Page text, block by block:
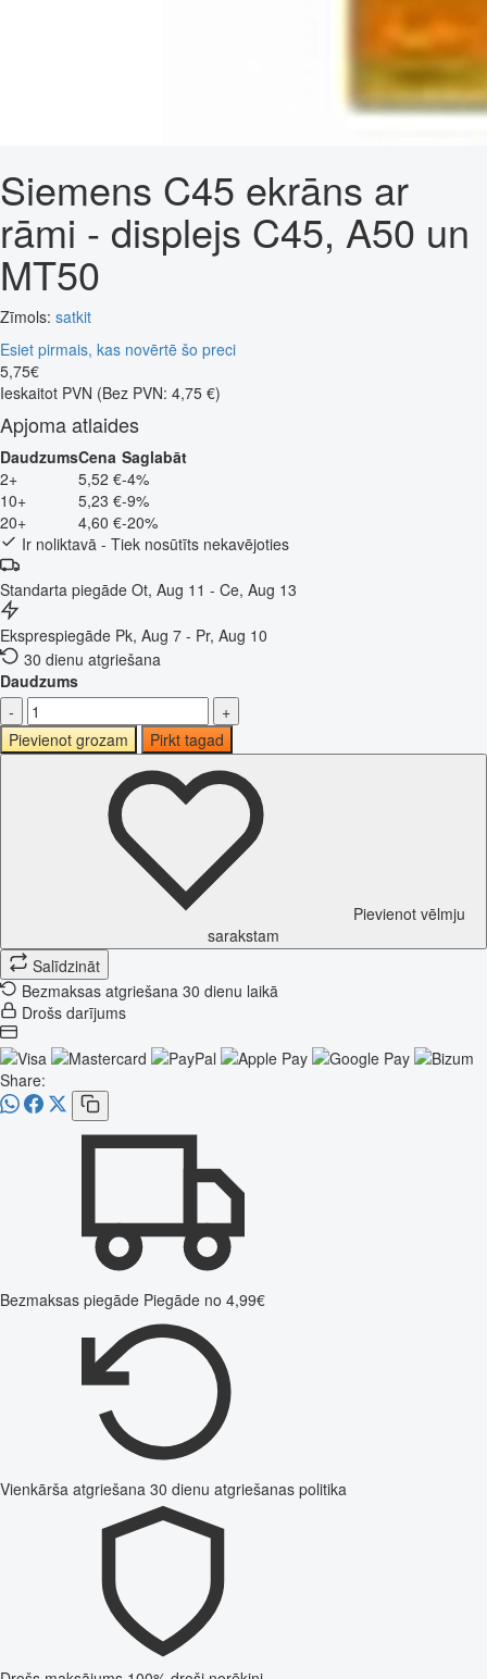
Siemens C45 ekrāns ar
rāmi - displejs C45, A50 un
MT50
Zīmols: satkit
Esiet pirmais, kas novērtē šo preci
5,75€
Ieskaitot PVN (Bez PVN: 4,75 €)
Apjoma atlaides
DaudzumsCena Saglabāt
2+
5,52 €-4%
10+
5,23 €-9%
20+
4,60 €-20%
Ir noliktavā - Tiek nosūtīts nekavējoties
Standarta piegāde Ot, Aug 11 - Ce, Aug 13
Eksprespiegāde Pk, Aug 7 - Pr, Aug 10
30 dienu atgriešana
Daudzums
-
+
Pievienot grozam
Pirkt tagad
Pievienot vēlmju
sarakstam
Salīdzināt
Bezmaksas atgriešana 30 dienu laikā
Drošs darījums
Share:
Bezmaksas piegāde Piegāde no 4,99€
Vienkārša atgriešana 30 dienu atgriešanas politika